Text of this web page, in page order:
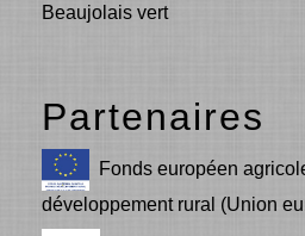
Beaujolais vert
Partenaires
Fonds européen
développement rural (Union